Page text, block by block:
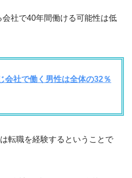
社で40年間働ける可能性は低
会社で働く男性は全体の32％
転職を経験するということで